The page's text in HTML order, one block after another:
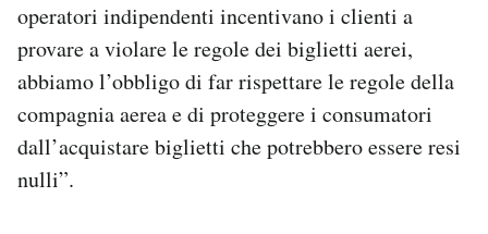
operatori indipendenti incentivano i clienti a
provare a violare le regole dei biglietti aerei,
abbiamo l’obbligo di far rispettare le regole della
compagnia aerea e di proteggere i consumatori
dall’acquistare biglietti che potrebbero essere resi
nulli”.